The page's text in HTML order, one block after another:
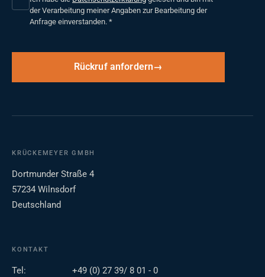
der Verarbeitung meiner Angaben zur Bearbeitung der
Anfrage einverstanden. *
Rückruf anfordern
KRÜCKEMEYER GMBH
Dortmunder Straße 4
57234 Wilnsdorf
Deutschland
KONTAKT
Tel:
+49 (0) 27 39/ 8 01 - 0